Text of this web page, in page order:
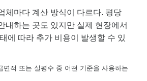
체마다 계산 방식이 다르다. 평당
내하는 곳도 있지만 실제 현장에서
에 따라 추가 비용이 발생할 수 있
면적 또는 실평수 중 어떤 기준을 사용하는